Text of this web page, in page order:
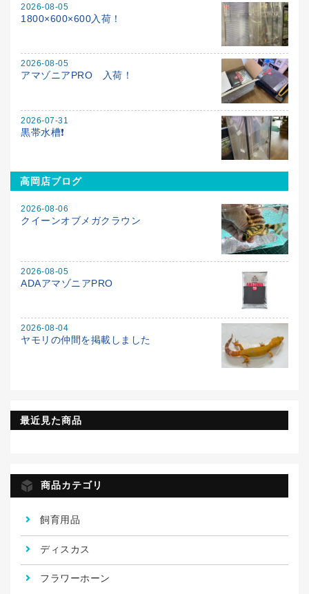
2026-08-05
1800×600×600入荷！
2026-08-05
アマゾニアPRO 入荷！
2026-07-31
黒帯水槽❗️
高岡店ブログ
2026-08-06
クイーンオブメガクラウン
2026-08-05
ADAアマゾニアPRO
2026-08-04
ヤモリの仲間を掲載しました
最近見た商品
商品カテゴリ
飼育用品
ディスカス
フラワーホーン